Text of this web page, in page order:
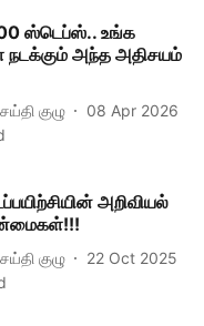
ஸ்டெப்ஸ்.. உங்க
நடக்கும் அந்த அதிசயம்
குழு
08 Apr 2026
அறிவியல்
குழு
22 Oct 2025